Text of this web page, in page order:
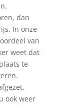
dan
In onze
van
weet dat
te
ook weer